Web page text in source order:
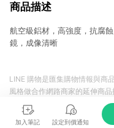
商品描述
航空級鋁材，高強度，
鏡，成像清晰
加入筆記 設定到價通知
LINE 購物是匯集購物情報與商
風格做合作網路商家的延伸商
商品至各合作網路商家，確認
準。